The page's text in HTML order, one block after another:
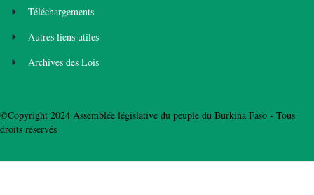
Téléchargements
Autres liens utiles
Archives des Lois
©Copyright 2024 Assemblée législative du peuple du Burkina Faso - Tous
droits réservés